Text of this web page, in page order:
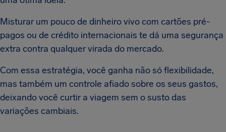
Misturar um pouco de dinheiro vivo com cartões pré-
pagos ou de crédito internacionais te dá uma segurança
extra contra qualquer virada do mercado.
Com essa estratégia, você ganha não só flexibilidade,
mas também um controle afiado sobre os seus gastos,
deixando você curtir a viagem sem o susto das
variações cambiais.